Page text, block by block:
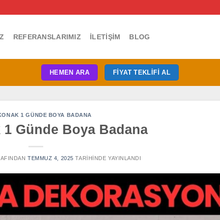
REFERANSLARIMIZ İLETIŞIM BLOG
HEMEN ARA FIYAT TEKLIFI AL
1 GÜNDE BOYA BADANA
Günde Boya Badana
TEMMUZ 4, 2025 TARIHINDE YAYINLANDI